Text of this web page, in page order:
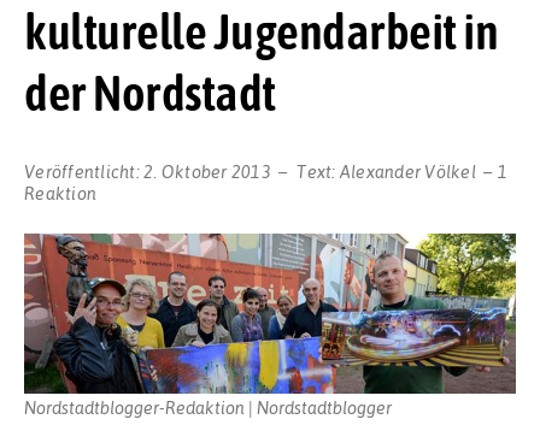
kulturelle Jugendarbeit in
der Nordstadt
Veröffentlicht: 2. Oktober 2013 Text: Alexander Völkel
1
Reaktion
Nordstadtblogger-Redaktion | Nordstadtblogger